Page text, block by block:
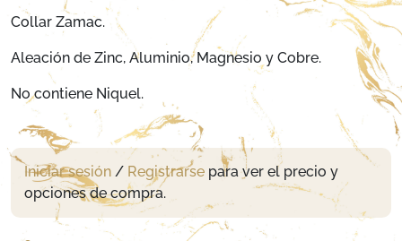
Collar Zamac.
Aleación de Zinc, Aluminio, Magnesio y Cobre.
No contiene Niquel.
Iniciar sesión / Registrarse para ver el precio y
opciones de compra.